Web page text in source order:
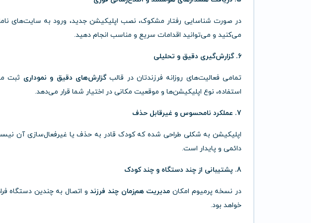
در صورت شناسایی رفتار مشکوک، نصب اپلیکیشن جدید، ورود به سایت‌های
می‌کنید و می‌توانید اقدامات سریع و مناسب انجام دهید.
6. گزارش‌گیری دقیق و تحلیلی
تمامی فعالیت‌های روزانه فرزندتان در قالبگزارش‌های دقیق و نموداری ثبت
استفاده، نوع اپلیکیشن‌ها و موقعیت مکانی در اختیار شما قرار می‌دهد.
7. عملکرد نامحسوس و غیرقابل حذف
اپلیکیشن به شکلی طراحی شده که کودک قادر به حذف یا غیرفعال‌سازی آن
دائمی و پایدار است.
8. پشتیبانی از چند دستگاه و چند کودک
در نسخه پرمیوم امکان مدیریت هم‌زمان چند فرزندو اتصال به چندین دستگاه
خواهد بود.